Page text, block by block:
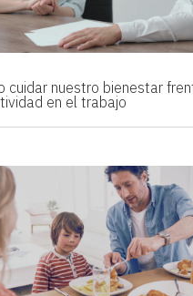
cuidar nuestro bienestar
en el trabajo